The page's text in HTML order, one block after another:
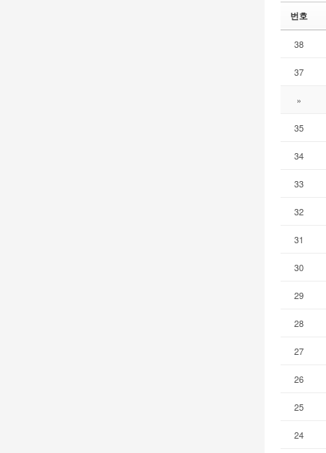
번호
38
37
»
35
34
33
32
31
30
29
28
27
26
25
24